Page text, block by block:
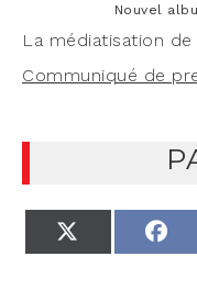
Nou­vel
La média­ti­sa­tion
Com­mu­ni­qué de
(TWITTER)